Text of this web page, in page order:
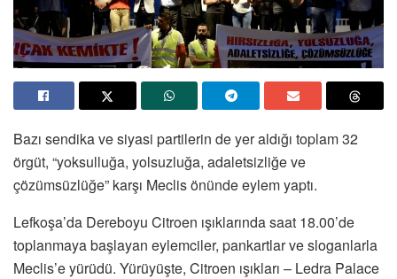
Bazı sendika ve siyasi partilerin de yer aldığı toplam 32
örgüt, “yoksulluğa, yolsuzluğa, adaletsizliğe ve
çözümsüzlüğe” karşı Meclis önünde eylem yaptı.
Lefkoşa’da Dereboyu Citroen ışıklarında saat 18.00’de
toplanmaya başlayan eylemciler, pankartlar ve sloganlarla
Meclis’e yürüdü. Yürüyüşte, Citroen ışıkları – Ledra Palace